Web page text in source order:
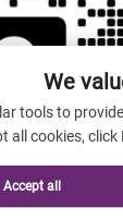
We
tools to
all cookies, click
Accept all